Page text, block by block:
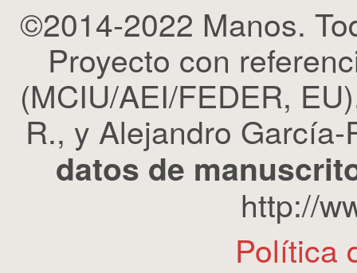
©2014-2022 Manos.
Proyecto con
(MCIU/AEI/FEDER,
R., y Alejandro
datos de
http://
Política